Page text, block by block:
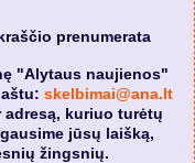
prenumerata
"Alytaus naujienos"
skelbimai@ana.lt
kuriuo turėtų
jūsų laišką,
žingsnių.